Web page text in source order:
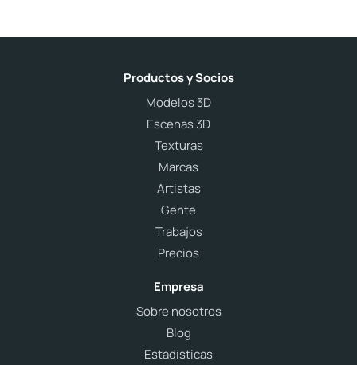
Productos y Socios
Modelos 3D
Escenas 3D
Texturas
Marcas
Artistas
Gente
Trabajos
Precios
Empresa
Sobre nosotros
Blog
Estadísticas